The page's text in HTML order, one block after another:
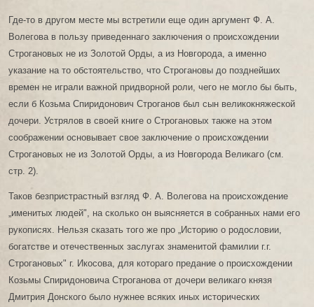
Где-то в другом месте мы встретили еще один аргумент Ф. А.
Волегова в пользу приведеннаго заключения о происхождении
Строгановых не из Золотой Орды, а из Новгорода, а именно
указание на то обстоятельство, что Строгановы до позднейших
времен не играли важной придворной роли, чего не могло бы быть,
если б Козьма Спиридонович Строганов был сын великокняжеской
дочери. Устрялов в своей книге о Строгановых также на этом
соображении основывает свое заключение о происхождении
Строгановых не из Золотой Орды, а из Новгорода Великаго (см.
стр. 2).
Таков безпристрастный взгляд Ф. А. Волегова на происхождение
„именитых людей", на сколько он выясняется в собранных нами его
рукописях. Нельзя сказать того же про „Историю о родословии,
богатстве и отечественных заслугах знаменитой фамилии г.г.
Строгановых" г. Икосова, для котораго предание о происхождении
Козьмы Спиридоновича Строганова от дочери великаго князя
Дмитрия Донского было нужнее всяких иных исторических